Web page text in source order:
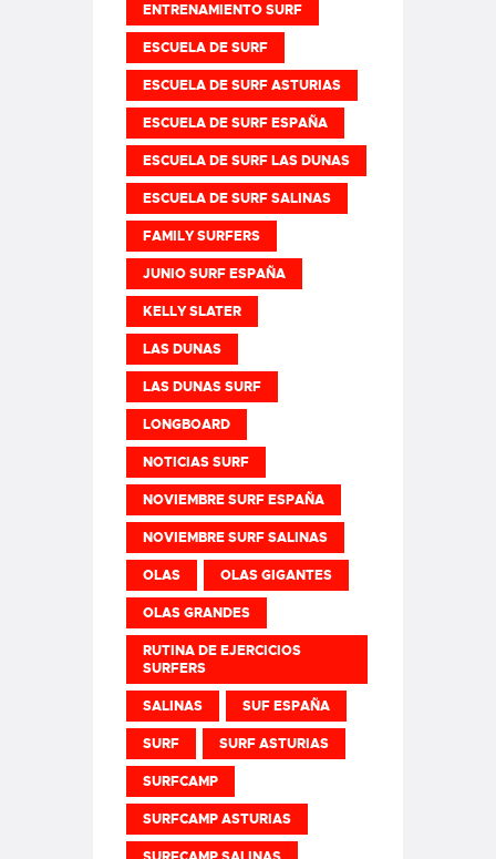
ENTRENAMIENTO SURF
ESCUELA DE SURF
ESCUELA DE SURF ASTURIAS
ESCUELA DE SURF ESPAÑA
ESCUELA DE SURF LAS DUNAS
ESCUELA DE SURF SALINAS
FAMILY SURFERS
JUNIO SURF ESPAÑA
KELLY SLATER
LAS DUNAS
LAS DUNAS SURF
LONGBOARD
NOTICIAS SURF
NOVIEMBRE SURF ESPAÑA
NOVIEMBRE SURF SALINAS
OLAS OLAS GIGANTES
OLAS GRANDES
RUTINA DE EJERCICIOS
SURFERS
SALINAS SUF ESPAÑA
SURF SURF ASTURIAS
SURFCAMP
SURFCAMP ASTURIAS